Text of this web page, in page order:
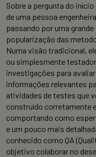
Sobre a pergunta do
de uma pessoa
passando por uma
popularização das
Numa visão tradicional,
ou simplesmente
investigações para
informações relevantes
atividades de testes que
construído corretamente
comportando como
e um pouco mais
conhecido como QA
objetivo colaborar no